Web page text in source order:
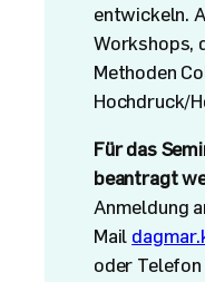
entwickeln.
Workshops,
Methoden
Hochdruck/
Für das
beantragt
Anmeldung
Mail
oder Telefon